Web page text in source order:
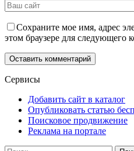
Сохраните мое имя, адрес
этом браузере для следующего
Сервисы
Добавить сайт в каталог
Опубликовать статью
Поисковое продвижение
Реклама на портале